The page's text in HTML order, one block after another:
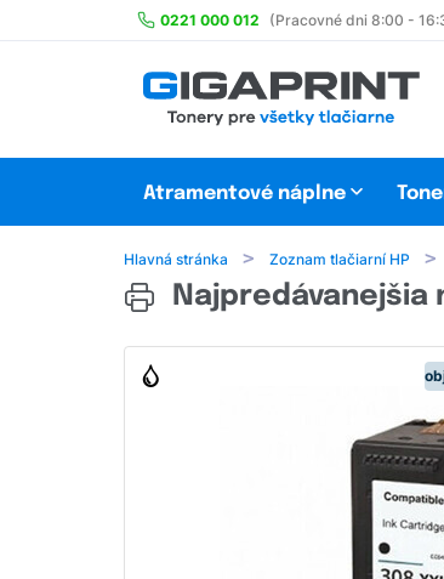
0221 000 012 (Pracovné dni 8:00 -
Atramentové náplne
Hlavná stránka Zoznam tlačiarní HP
Najpredávanejšia